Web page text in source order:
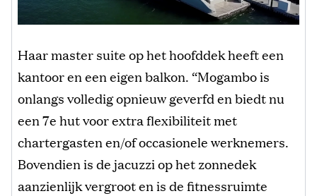
Haar master suite op het hoofddek heeft een
kantoor en een eigen balkon. “Mogambo is
onlangs volledig opnieuw geverfd en biedt nu
een 7e hut voor extra flexibiliteit met
chartergasten en/of occasionele werknemers.
Bovendien is de jacuzzi op het zonnedek
aanzienlijk vergroot en is de fitnessruimte